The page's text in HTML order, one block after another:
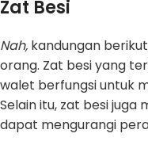
Zat Besi
Nah, kandungan
orang. Zat besi yang
walet berfungsi untuk
Selain itu, zat besi
dapat mengurangi